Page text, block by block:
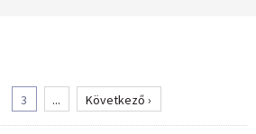
3 ... Következő ›